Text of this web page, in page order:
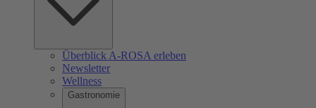
Überblick A-ROSA erleben
Newsletter
Wellness
Gastronomie